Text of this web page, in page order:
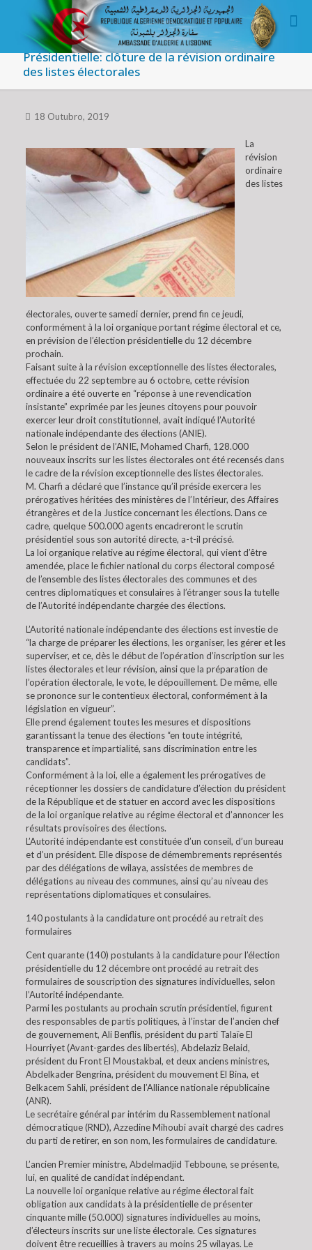
Présidentielle: clôture de la révision ordinaire
des listes électorales
18 Outubro, 2019
La
révision
ordinaire
des listes
électorales, ouverte samedi dernier, prend fin ce jeudi,
conformément à la loi organique portant régime électoral et ce,
en prévision de l’élection présidentielle du 12 décembre
prochain.
Faisant suite à la révision exceptionnelle des listes électorales,
effectuée du 22 septembre au 6 octobre, cette révision
ordinaire a été ouverte en “réponse à une revendication
insistante” exprimée par les jeunes citoyens pour pouvoir
exercer leur droit constitutionnel, avait indiqué l’Autorité
nationale indépendante des élections (ANIE).
Selon le président de l’ANIE, Mohamed Charfi, 128.000
nouveaux inscrits sur les listes électorales ont été recensés dans
le cadre de la révision exceptionnelle des listes électorales.
M. Charfi a déclaré que l’instance qu’il préside exercera les
prérogatives héritées des ministères de l’Intérieur, des Affaires
étrangères et de la Justice concernant les élections. Dans ce
cadre, quelque 500.000 agents encadreront le scrutin
présidentiel sous son autorité directe, a-t-il précisé.
La loi organique relative au régime électoral, qui vient d’être
amendée, place le fichier national du corps électoral composé
de l’ensemble des listes électorales des communes et des
centres diplomatiques et consulaires à l’étranger sous la tutelle
de l’Autorité indépendante chargée des élections.
L’Autorité nationale indépendante des élections est investie de
“la charge de préparer les élections, les organiser, les gérer et les
superviser, et ce, dès le début de l’opération d’inscription sur les
listes électorales et leur révision, ainsi que la préparation de
l’opération électorale, le vote, le dépouillement. De même, elle
se prononce sur le contentieux électoral, conformément à la
législation en vigueur”.
Elle prend également toutes les mesures et dispositions
garantissant la tenue des élections “en toute intégrité,
transparence et impartialité, sans discrimination entre les
candidats”.
Conformément à la loi, elle a également les prérogatives de
réceptionner les dossiers de candidature d’élection du président
de la République et de statuer en accord avec les dispositions
de la loi organique relative au régime électoral et d’annoncer les
résultats provisoires des élections.
L’Autorité indépendante est constituée d’un conseil, d’un bureau
et d’un président. Elle dispose de démembrements représentés
par des délégations de wilaya, assistées de membres de
délégations au niveau des communes, ainsi qu’au niveau des
représentations diplomatiques et consulaires.
140 postulants à la candidature ont procédé au retrait des
formulaires
Cent quarante (140) postulants à la candidature pour l’élection
présidentielle du 12 décembre ont procédé au retrait des
formulaires de souscription des signatures individuelles, selon
l’Autorité indépendante.
Parmi les postulants au prochain scrutin présidentiel, figurent
des responsables de partis politiques, à l’instar de l’ancien chef
de gouvernement, Ali Benflis, président du parti Talaïe El
Hourriyet (Avant-gardes des libertés), Abdelaziz Belaid,
président du Front El Moustakbal, et deux anciens ministres,
Abdelkader Bengrina, président du mouvement El Bina, et
Belkacem Sahli, président de l’Alliance nationale républicaine
(ANR).
Le secrétaire général par intérim du Rassemblement national
démocratique (RND), Azzedine Mihoubi avait chargé des cadres
du parti de retirer, en son nom, les formulaires de candidature.
L’ancien Premier ministre, Abdelmadjid Tebboune, se présente,
lui, en qualité de candidat indépendant.
La nouvelle loi organique relative au régime électoral fait
obligation aux candidats à la présidentielle de présenter
cinquante mille (50.000) signatures individuelles au moins,
d’électeurs inscrits sur une liste électorale. Ces signatures
doivent être recueillies à travers au moins 25 wilayas. Le